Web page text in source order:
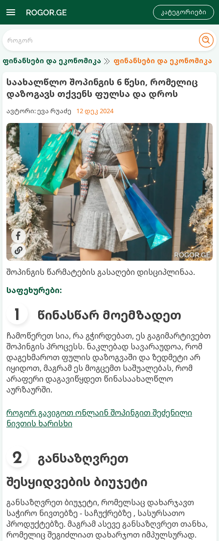
კატეგორიები
ფინანსები და ეკონომიკა ფინანსები და ეკონომიკა
საახალწლო შოპინგის 6 წესი, რომელიც
დაზოგავს თქვენს ფულსა და დროს
ავტორი: ევა რუაძე 12 დეკ 2024
შოპინგის წარმატების გასაღები დისციპლინაა.
საფეხურები:
წინასწარ მოემზადეთ
ჩამოწერეთ სია, რა გჭირდებათ, ეს გაგიმარტივებთ
შოპინგის პროცესს. ნაკლებად სავარაუდოა, რომ
დაგეხმაროთ ფულის დაზოგვაში და ზედმეტი არ
იყიდოთ, მაგრამ ეს მოგცემთ საშუალებას, რომ
არაფერი დაგავიწყდეთ წინასაახალწლო
აურზაურში.
როგორ გავიგოთ ონლაინ შოპინგით შეძენილი
ნივთის ხარისხი
განსაზღვრეთ
შესყიდვების ბიუჯეტი
განსაზღვრეთ ბიუჯეტი, რომელსაც დახარჯავთ
საჭირო ნივთებზე - საჩუქრებზე , სასურსათო
პროდუქტებზე. მაგრამ ასევე განსაზღვრეთ თანხა,
რომელიც შეგიძლიათ დახარჯოთ იმპულსურად.